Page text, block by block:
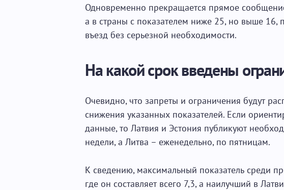
Одновременно прекращается прямое
а в страны с показателем ниже 25, но выше 16,
въезд без серьезной необходимости.
На какой срок введены
Очевидно, что запреты и ограничения будут
снижения указанных показателей. Если
данные, то Латвия и Эстония публикуют
недели, а Литва – еженедельно, по пятницам.
К сведению, максимальный показатель среди
где он составляет всего 7,3, а наилучший в